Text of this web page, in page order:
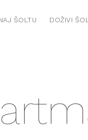
ŠOLTU DOŽIVI